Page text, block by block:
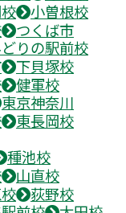
小曽根校
つくば市
りの駅前校
下貝塚校
健軍校
東京神奈川
東長岡校
種池校
山直校
荻野校